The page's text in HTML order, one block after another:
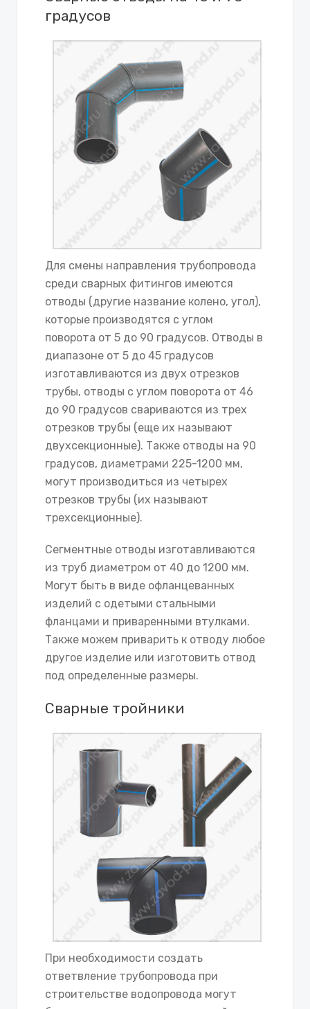
градусов
Для смены направления трубопровода
среди сварных фитингов имеются
отводы (другие название колено, угол),
которые производятся с углом
поворота от 5 до 90 градусов. Отводы в
диапазоне от 5 до 45 градусов
изготавливаются из двух отрезков
трубы, отводы с углом поворота от 46
до 90 градусов свариваются из трех
отрезков трубы (еще их называют
двухсекционные). Также отводы на 90
градусов, диаметрами 225-1200 мм,
могут производиться из четырех
отрезков трубы (их называют
трехсекционные).
Сегментные отводы изготавливаются
из труб диаметром от 40 до 1200 мм.
Могут быть в виде офланцеванных
изделий с одетыми стальными
фланцами и приваренными втулками.
Также можем приварить к отводу любое
другое изделие или изготовить отвод
под определенные размеры.
Сварные тройники
При необходимости создать
ответвление трубопровода при
строительстве водопровода могут